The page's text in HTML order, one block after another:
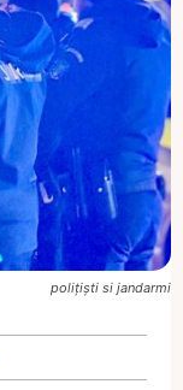
polițiști si jandarmi